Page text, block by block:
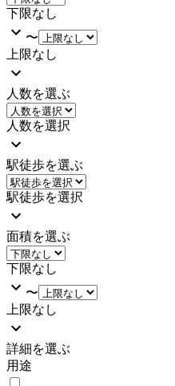
下限なし
〜
上限なし
人数を選ぶ
人数を選択
駅徒歩を選ぶ
駅徒歩を選択
面積を選ぶ
下限なし
〜
上限なし
詳細を選ぶ
用途